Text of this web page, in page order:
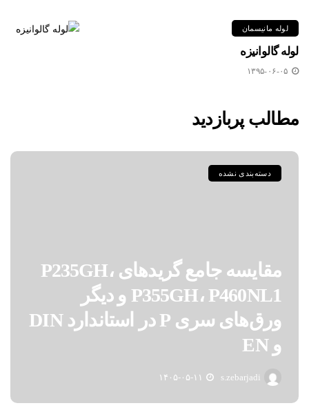
لوله مانیسمان
لوله گالوانیزه
۱۳۹۵-۰۶-۰۵
مطالب پربازدید
دسته‌بندی نشده
مقایسه جامع گریدهای P235GH،
P355GH، P460NL1 و دیگر
ورق‌های سری P در استاندارد DIN
و EN
s.zebarjadi ۱۴۰۵-۰۵-۱۱